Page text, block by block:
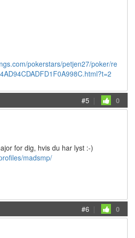
pokerstars/petjen27/poker/re
#5 | 0
for dig, hvis du har lyst :-)
madsmp/
#6 | 0